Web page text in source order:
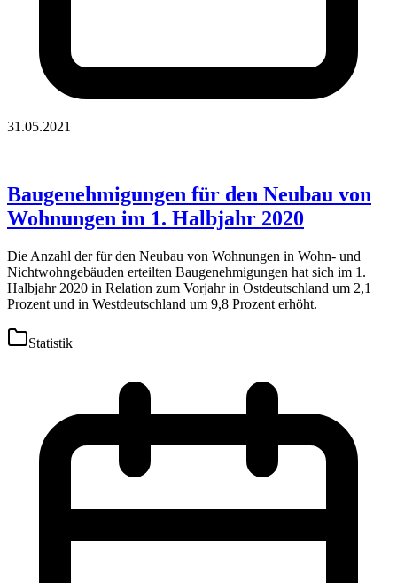
31.05.2021
Baugenehmigungen für den Neubau von
Wohnungen im 1. Halbjahr 2020
Die Anzahl der für den Neubau von Wohnungen in Wohn- und
Nichtwohngebäuden erteilten Baugenehmigungen hat sich im 1.
Halbjahr 2020 in Relation zum Vorjahr in Ostdeutschland um 2,1
Prozent und in Westdeutschland um 9,8 Prozent erhöht.
Statistik